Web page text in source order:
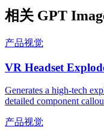
相关 GPT
产品视觉
VR Headset
Generates a high-tech
detailed component
产品视觉